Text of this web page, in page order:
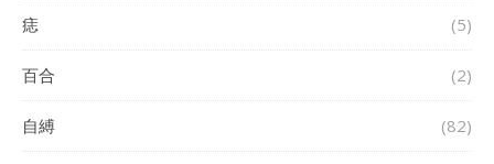
痣 (5)
百合 (2)
自縛 (82)